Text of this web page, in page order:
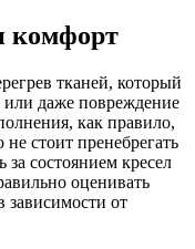
комфорт
тканей, который
даже повреждение
как правило,
стоит пренебрегать
состоянием кресел
оценивать
зависимости от